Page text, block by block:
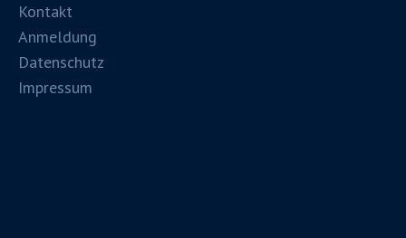
Kontakt
Anmeldung
Datenschutz
Impressum